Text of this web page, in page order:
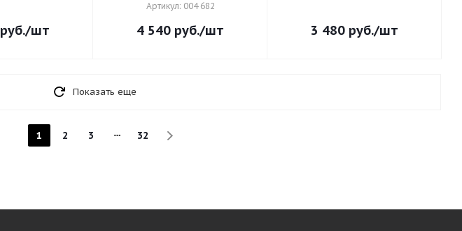
руб./шт
Артикул: 004 682
4 540 руб./шт 3 480 руб./шт
Показать еще
1 2 3 32